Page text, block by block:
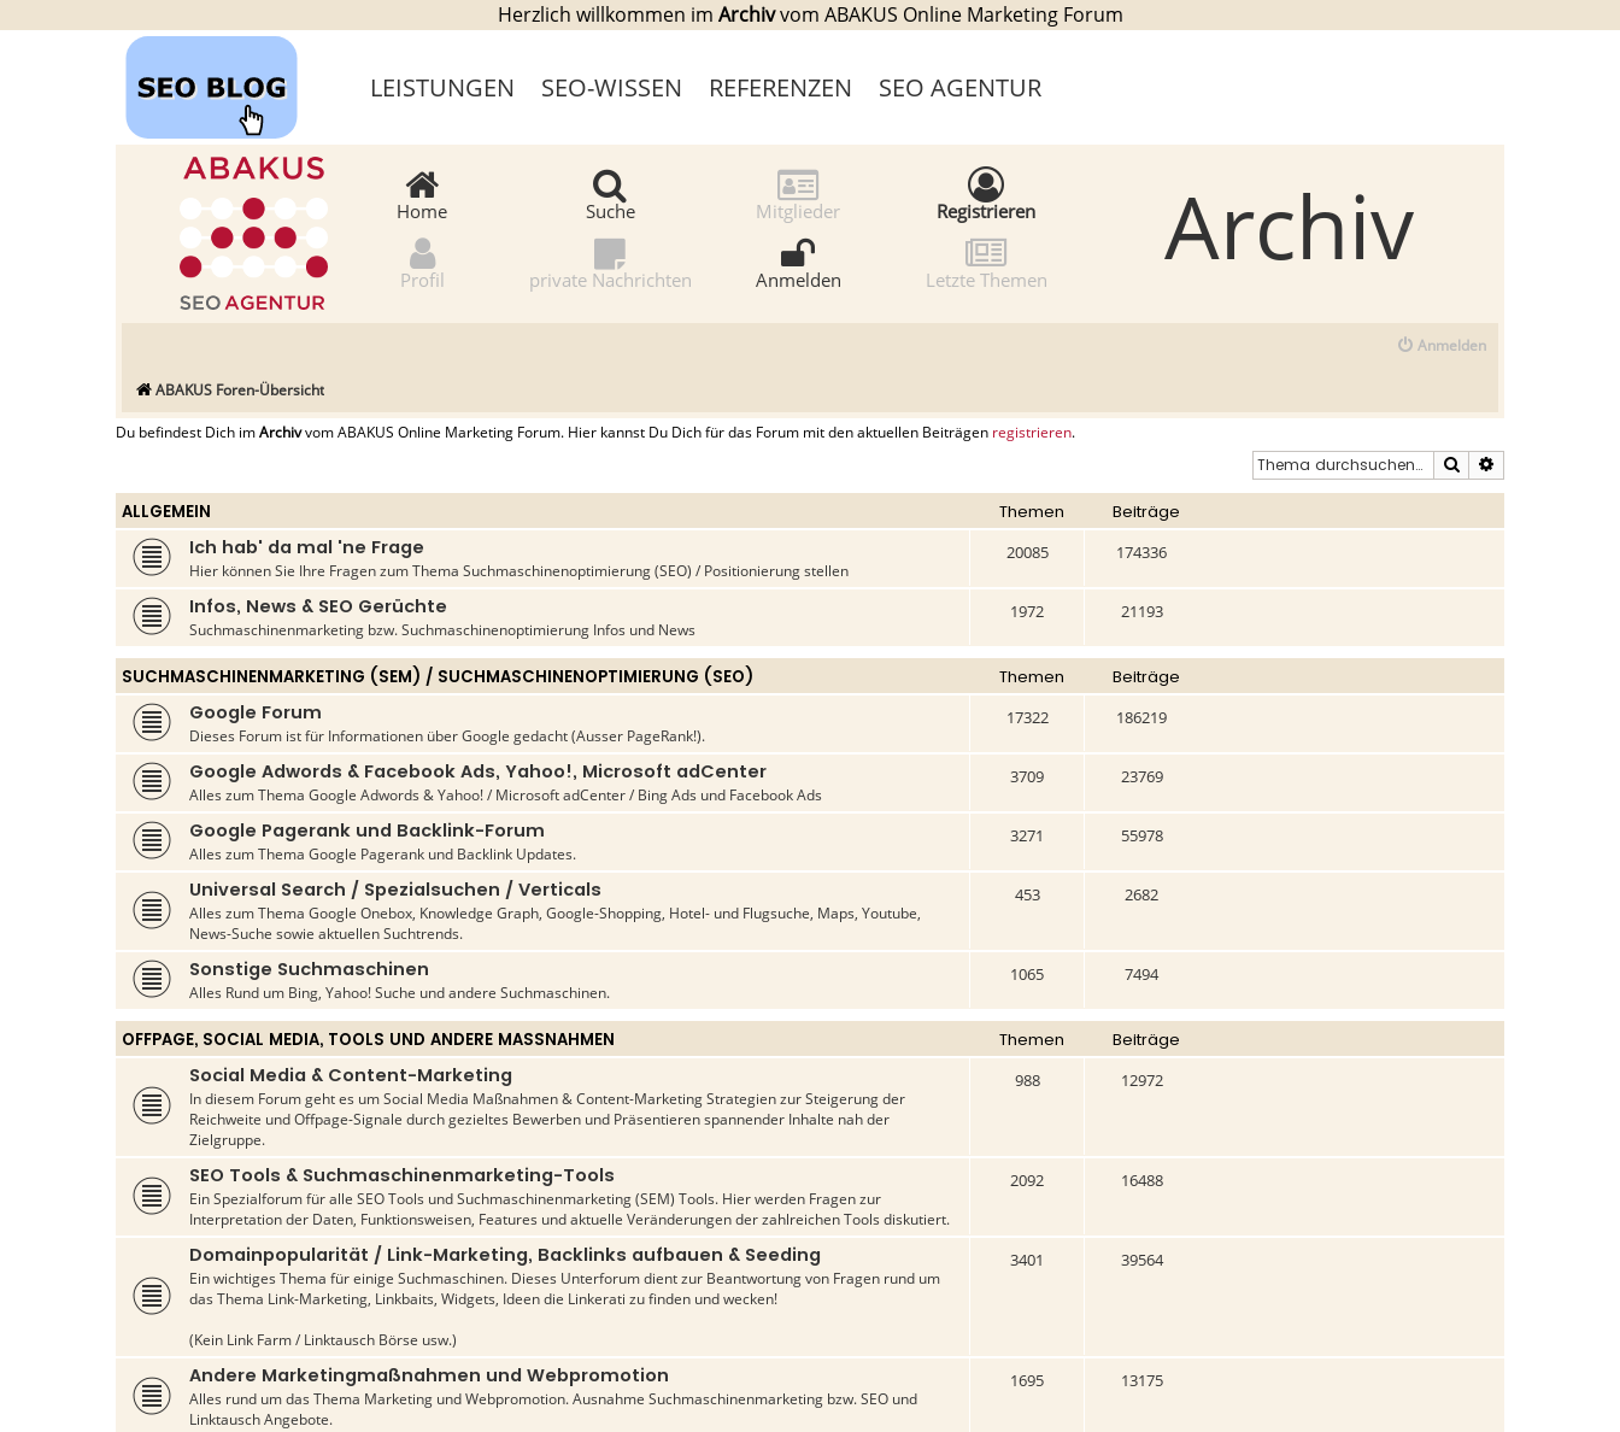
Herzlich willkommen im Archivvom ABAKUS Online Marketing Forum
LEISTUNGEN SEO-WISSEN REFERENZEN SEO AGENTUR
Home
Profil
Suche
private Nachrichten
Mitglieder
Anmelden
Registrieren
Letzte Themen Archiv
Anmelden
ABAKUS Foren-Übersicht
Du befindest Dich imArchivvom ABAKUS Online Marketing Forum. Hier kannst Du Dich für das Forum mit den aktuellen Beiträgen registrieren.
Suche
ALLGEMEIN Themen Beiträge
Ich hab' da mal 'ne Frage
Hier können Sie Ihre Fragen zum Thema Suchmaschinenoptimierung (SEO) / Positionierung stellen
20085 174336
Infos, News & SEO Gerüchte
Suchmaschinenmarketing bzw. Suchmaschinenoptimierung Infos und News
1972 21193
SUCHMASCHINENMARKETING (SEM) / SUCHMASCHINENOPTIMIERUNG (SEO) Themen Beiträge
Google Forum
Dieses Forum ist für Informationen über Google gedacht (Ausser PageRank!).
17322 186219
Google Adwords & Facebook Ads, Yahoo!, Microsoft adCenter
Alles zum Thema Google Adwords & Yahoo! / Microsoft adCenter / Bing Ads und Facebook Ads
3709 23769
Google Pagerank und Backlink-Forum
Alles zum Thema Google Pagerank und Backlink Updates.
3271 55978
Universal Search / Spezialsuchen / Verticals
Alles zum Thema Google Onebox, Knowledge Graph, Google-Shopping, Hotel- und Flugsuche, Maps, Youtube,
News-Suche sowie aktuellen Suchtrends.
453 2682
Sonstige Suchmaschinen
Alles Rund um Bing, Yahoo! Suche und andere Suchmaschinen.
1065 7494
OFFPAGE, SOCIAL MEDIA, TOOLS UND ANDERE MASSNAHMEN Themen Beiträge
Social Media & Content-Marketing
In diesem Forum geht es um Social Media Maßnahmen & Content-Marketing Strategien zur Steigerung der
Reichweite und Offpage-Signale durch gezieltes Bewerben und Präsentieren spannender Inhalte nah der
Zielgruppe.
988 12972
SEO Tools & Suchmaschinenmarketing-Tools
Ein Spezialforum für alle SEO Tools und Suchmaschinenmarketing (SEM) Tools. Hier werden Fragen zur
Interpretation der Daten, Funktionsweisen, Features und aktuelle Veränderungen der zahlreichen Tools diskutiert.
2092 16488
Domainpopularität / Link-Marketing, Backlinks aufbauen & Seeding
Ein wichtiges Thema für einige Suchmaschinen. Dieses Unterforum dient zur Beantwortung von Fragen rund um
das Thema Link-Marketing, Linkbaits, Widgets, Ideen die Linkerati zu finden und wecken!
(Kein Link Farm / Linktausch Börse usw.)
3401 39564
Andere Marketingmaßnahmen und Webpromotion
Alles rund um das Thema Marketing und Webpromotion. Ausnahme Suchmaschinenmarketing bzw. SEO und
Linktausch Angebote.
1695 13175